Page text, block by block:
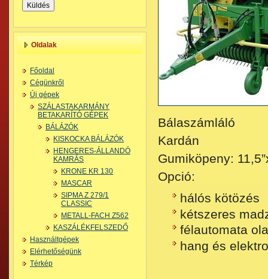
Oldalak
Főoldal
Cégünkről
Új gépek
SZÁLASTAKARMÁNY
BETAKARÍTÓ GÉPEK
BÁLÁZÓK
KISKOCKA BÁLÁZÓK
HENGERES-ÁLLANDÓ
KAMRÁS
KRONE KR 130
MASCAR
SIPMA Z 279/1
CLASSIC
METALL-FACH Z562
KASZÁLÉKFELSZEDŐ
Használtgépek
Elérhetőségünk
Térkép
Bálaszámláló
Kardán
Gumiköpeny:
Opció:
hálós kötözés
kétszeres
félautomata
hang és